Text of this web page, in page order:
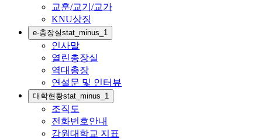
교훈/교기/교가
KNU상징
e-총장실stat_minus_1
인사말
열린총장실
역대총장
연설문 및 인터뷰
대학현황stat_minus_1
조직도
전화번호안내
강원대학교 지표